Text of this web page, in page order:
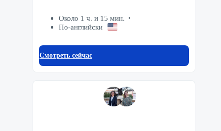
Около 1 ч. и 15 мин.
По-английски
Смотреть сейчас